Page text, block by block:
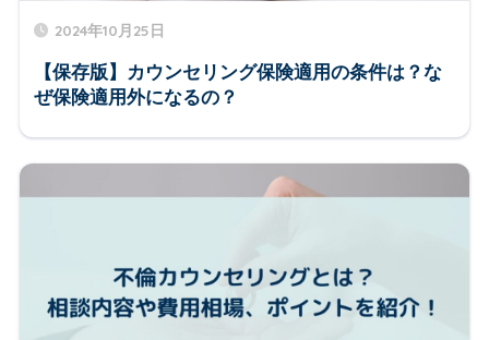
2024年10月25日
【保存版】カウンセリング保険適用の条件は？な
ぜ保険適用外になるの？